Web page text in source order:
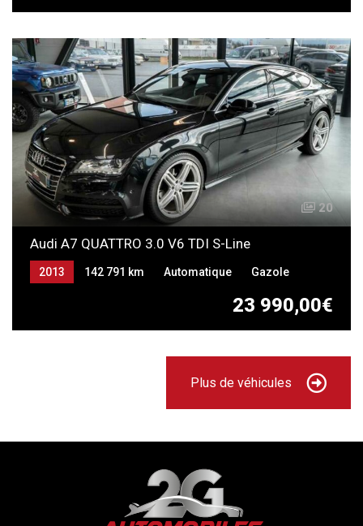
20
Audi A7 QUATTRO 3.0 V6 TDI S-Line
23 990,00€
2013 142 791 km Automatique Gazole
Plus de véhicules